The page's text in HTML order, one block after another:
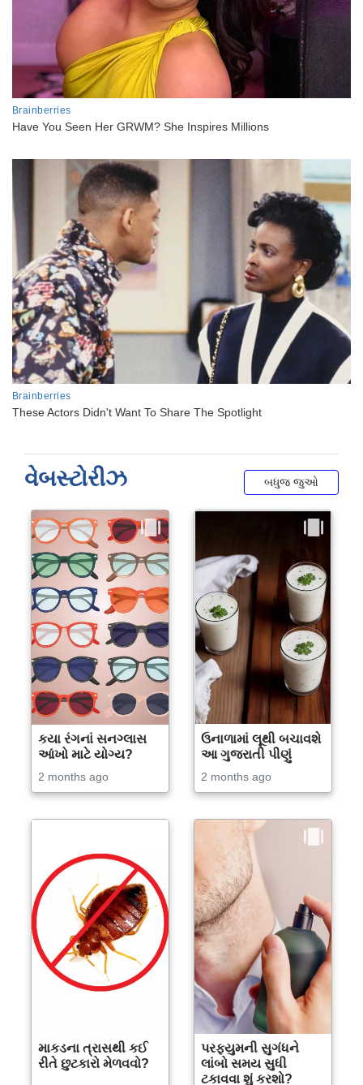
વેબસ્ટોરીઝ બધુજ જુઓ
કયા રંગનાં સનગ્લાસ
આંખો માટે યોગ્ય?
2 months ago
ઉનાળામાં લૂથી બચાવશે
આ ગુજરાતી પીણું
2 months ago
માકડના ત્રાસથી કઈ
રીતે છુટકારો મેળવવો?
પરફ્યુમની સુગંધને
લાંબો સમય સુધી
ટકાવવા શું કરશો?